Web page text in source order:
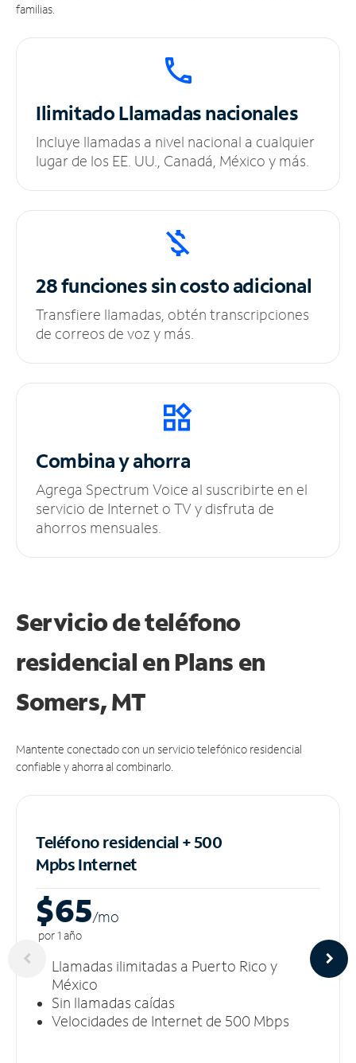
familias.
IlimitadoLlamadas nacionales
Incluye llamadas a nivel nacional a cualquier
lugar de los EE. UU., Canadá, México y más.
28 funciones sincosto adicional
Transfiere llamadas, obtén transcripciones
de correos de voz y más.
Combina y ahorra
Agrega Spectrum Voice al suscribirte en el
servicio de Internet o TV y disfruta de
ahorros mensuales.
Servicio de teléfono
residencial en Plans en
Somers, MT
Mantente conectado con un servicio telefónico residencial
confiable y ahorra al combinarlo.
Teléfono residencial + 500
MpbsInternet
$65/mo
por 1 año
Llamadas ilimitadas a Puerto Rico y
México
Sin llamadas caídas
Velocidades de Internet de 500 Mbps